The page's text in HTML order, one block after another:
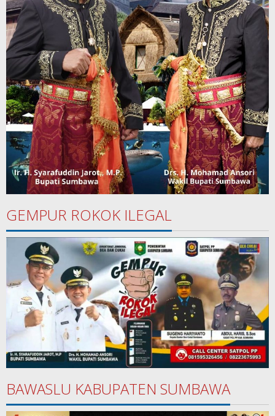
GEMPUR ROKOK ILEGAL
BAWASLU KABUPATEN SUMBAWA